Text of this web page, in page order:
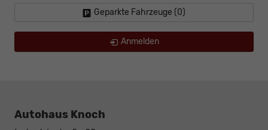
Geparkte Fahrzeuge (0)
Anmelden
Autohaus Knoch